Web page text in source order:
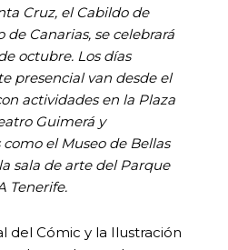
Cruz, el Cabildo de
de Canarias, se celebrará
octubre. Los días
presencial van desde el
actividades en la Plaza
Guimerá y
el Museo de Bellas
sala de arte del Parque
Tenerife.
del Cómic y la Ilustración